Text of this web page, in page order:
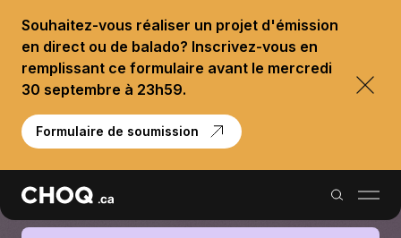
Souhaitez-vous réaliser un projet d'émission
en direct ou de balado? Inscrivez-vous en
remplissant ce formulaire avant le mercredi
30 septembre à 23h59.
Formulaire de soumission